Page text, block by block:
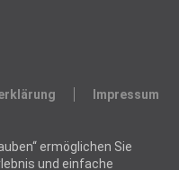
Impressum
ermöglichen Sie
und einfache